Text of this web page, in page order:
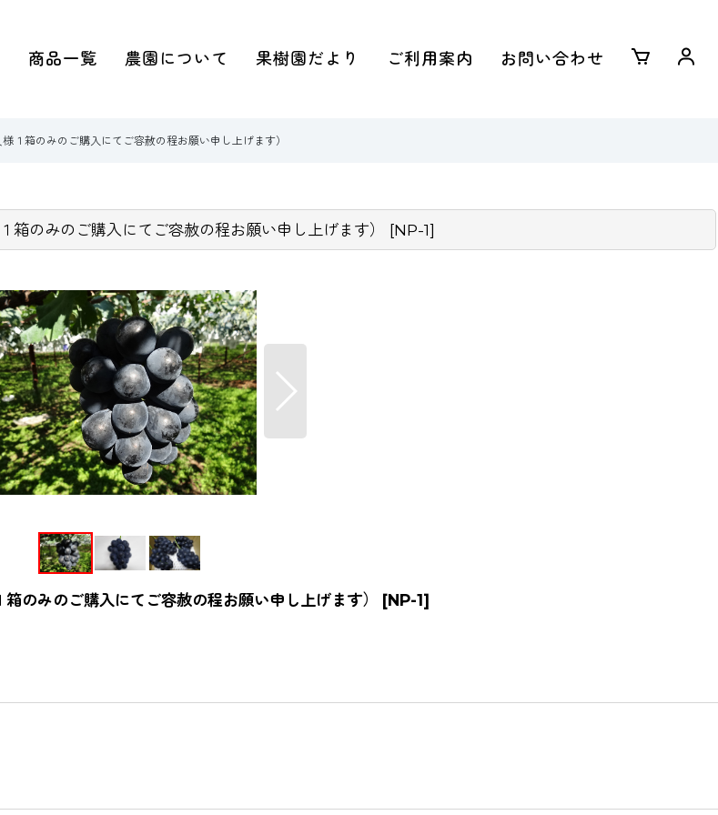
商品一覧 農園について 果樹園だより ご利用案内 お問い合わせ
１箱のみのご購入にてご容赦の程お願い申し上げます）
のみのご購入にてご容赦の程お願い申し上げます） [NP-1]
のみのご購入にてご容赦の程お願い申し上げます） [NP-1]